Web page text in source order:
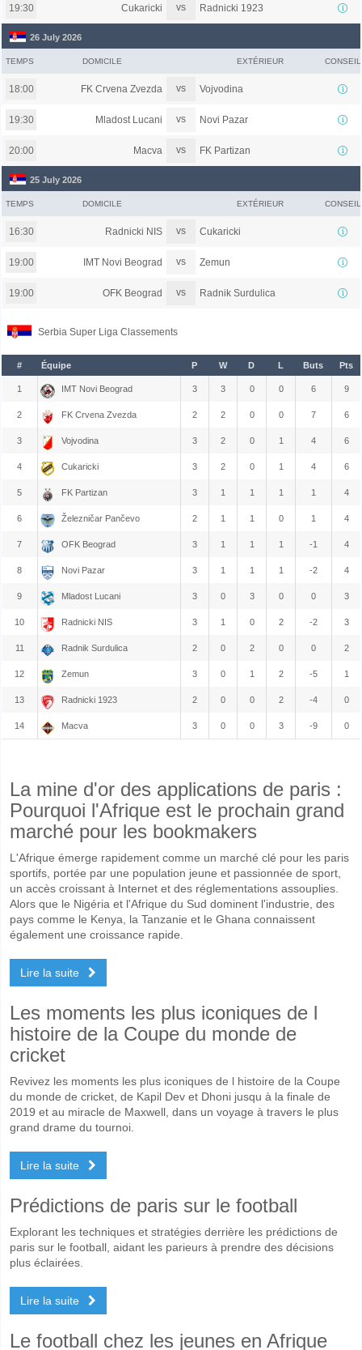
19:30 Cukaricki vs Radnicki 1923
26 July 2026
TEMPS DOMICILE EXTÉRIEUR CONSEIL
18:00 FK Crvena Zvezda vs Vojvodina
19:30 Mladost Lucani vs Novi Pazar
20:00 Macva vs FK Partizan
25 July 2026
TEMPS DOMICILE EXTÉRIEUR CONSEIL
16:30 Radnicki NIS vs Cukaricki
19:00 IMT Novi Beograd vs Zemun
19:00 OFK Beograd vs Radnik Surdulica
Serbia Super Liga Classements
# Équipe P W D L Buts Pts
1 IMT Novi Beograd 3 3 0 0 6 9
2 FK Crvena Zvezda 2 2 0 0 7 6
3 Vojvodina 3 2 0 1 4 6
4 Cukaricki 3 2 0 1 4 6
5 FK Partizan 3 1 1 1 1 4
6 Železničar Pančevo 2 1 1 0 1 4
7 OFK Beograd 3 1 1 1 -1 4
8 Novi Pazar 3 1 1 1 -2 4
9 Mladost Lucani 3 0 3 0 0 3
10 Radnicki NIS 3 1 0 2 -2 3
11 Radnik Surdulica 2 0 2 0 0 2
12 Zemun 3 0 1 2 -5 1
13 Radnicki 1923 2 0 0 2 -4 0
14 Macva 3 0 0 3 -9 0
La mine d'or des applications de paris :
Pourquoi l'Afrique est le prochain grand
marché pour les bookmakers
L'Afrique émerge rapidement comme un marché clé pour les paris
sportifs, portée par une population jeune et passionnée de sport,
un accès croissant à Internet et des réglementations assouplies.
Alors que le Nigéria et l'Afrique du Sud dominent l'industrie, des
pays comme le Kenya, la Tanzanie et le Ghana connaissent
également une croissance rapide.
Lire la suite
Les moments les plus iconiques de l
histoire de la Coupe du monde de
cricket
Revivez les moments les plus iconiques de l histoire de la Coupe
du monde de cricket, de Kapil Dev et Dhoni jusqu à la finale de
2019 et au miracle de Maxwell, dans un voyage à travers le plus
grand drame du tournoi.
Lire la suite
Prédictions de paris sur le football
Explorant les techniques et stratégies derrière les prédictions de
paris sur le football, aidant les parieurs à prendre des décisions
plus éclairées.
Lire la suite
Le football chez les jeunes en Afrique